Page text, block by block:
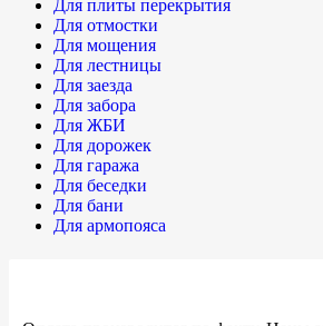
Для плиты перекрытия
Для отмостки
Для мощения
Для лестницы
Для заезда
Для забора
Для ЖБИ
Для дорожек
Для гаража
Для беседки
Для бани
Для армопояса